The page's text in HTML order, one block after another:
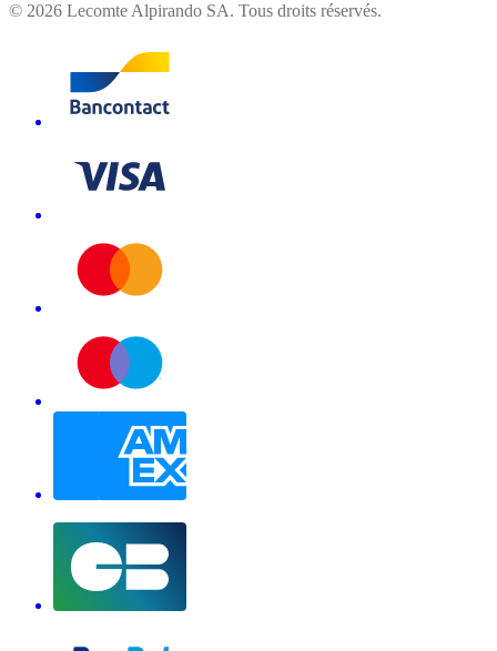
© 2026 Lecomte Alpirando SA. Tous droits réservés.